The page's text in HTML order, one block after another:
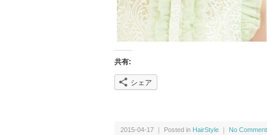
共有:
シェア
2015-04-17 ｜ Posted in HairStyle ｜ No